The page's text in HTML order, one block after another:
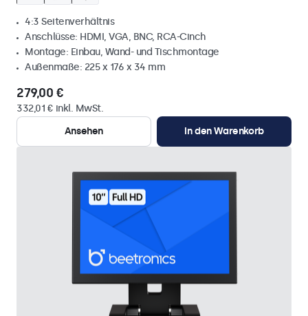
4:3 Seitenverhältnis
Anschlüsse: HDMI, VGA, BNC, RCA-Cinch
Montage: Einbau, Wand- und Tischmontage
Außenmaße: 225 x 176 x 34 mm
279,00 €
332,01 € inkl. MwSt.
Ansehen
In den Warenkorb